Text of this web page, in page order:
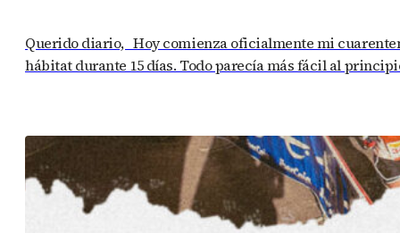
Querido diario, Hoy comienza oficialmente mi
hábitat durante 15 días. Todo parecía más fácil al